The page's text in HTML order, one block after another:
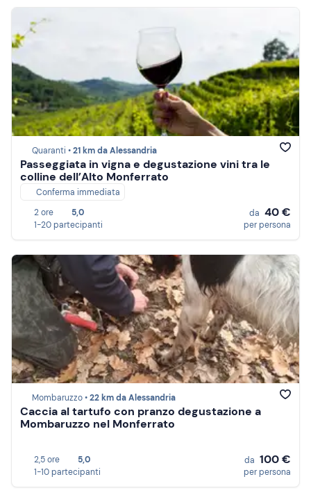
Quaranti •21 km da Alessandria
Passeggiata in vigna e degustazione vini tra le
colline dell’Alto Monferrato
Conferma immediata
2 ore
5,0
1-20 partecipanti
da 40 €
per persona
Mombaruzzo •22 km da Alessandria
Caccia al tartufo con pranzo degustazione a
Mombaruzzo nel Monferrato
2,5 ore
5,0
1-10 partecipanti
da 100 €
per persona